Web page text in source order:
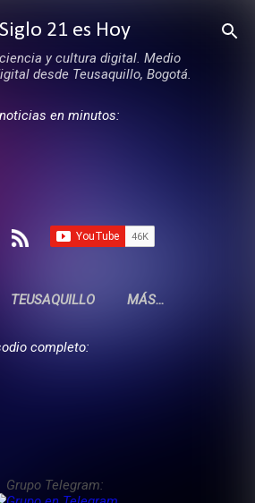
contenido principal
21 es Hoy
y cultura digital. Medio
desde Teusaquillo, Bogotá.
en minutos:
TEUSAQUILLO MÁS…
completo:
Grupo Telegram: